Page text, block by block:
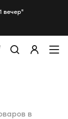
вечер"
в